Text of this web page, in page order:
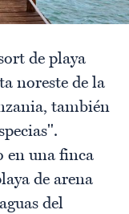
de playa
noreste de la
también
en una finca
de arena
del